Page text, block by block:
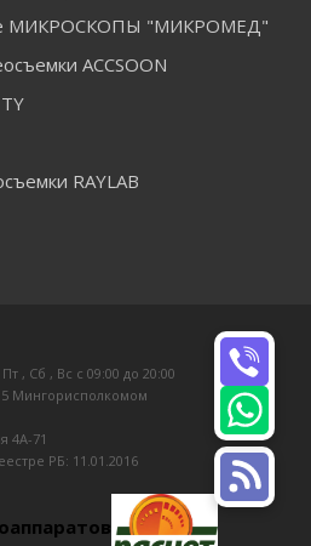
МИКРОСКОПЫ "МИКРОМЕД"
ACCSOON
RAYLAB
, Сб , Вс c 09:00 до 20:00
Мингорисполкомом
4А-71
РБ: 11.01.2016